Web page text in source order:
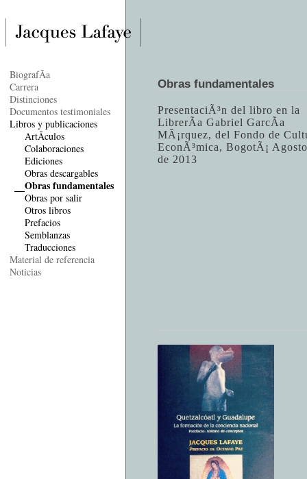
Obras fundamentales
PresentaciÃ³n del libro en la
LibrerÃ­a Gabriel GarcÃ­a
MÃ¡rquez, del Fondo de
EconÃ³mica, BogotÃ¡ Agosto
de 2013
BiografÃ­a
Carrera
Distinciones
Documentos testimoniales
Libros y publicaciones
ArtÃ­culos
Colaboraciones
Ediciones
Obras descargables
Obras fundamentales
Obras por salir
Otros libros
Prefacios
Semblanzas
Traducciones
Material de referencia
Noticias